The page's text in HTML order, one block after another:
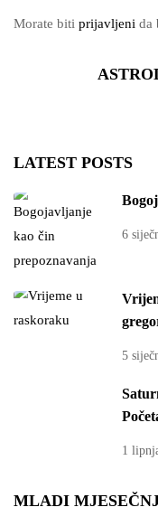
Morate biti prijavljeni da
LATEST POSTS
6
5
1
MLADI